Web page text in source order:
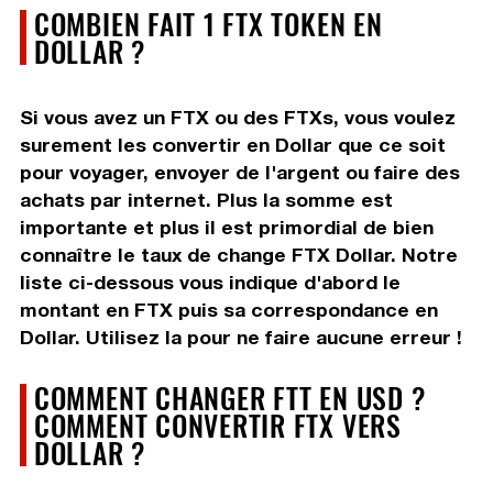
COMBIEN FAIT 1 FTX TOKEN EN
DOLLAR ?
Si vous avez un FTX ou des FTXs, vous voulez
surement les convertir en Dollar que ce soit
pour voyager, envoyer de l'argent ou faire des
achats par internet. Plus la somme est
importante et plus il est primordial de bien
connaître le taux de change FTX Dollar. Notre
liste ci-dessous vous indique d'abord le
montant en FTX puis sa correspondance en
Dollar. Utilisez la pour ne faire aucune erreur !
COMMENT CHANGER FTT EN USD ?
COMMENT CONVERTIR FTX VERS
DOLLAR ?